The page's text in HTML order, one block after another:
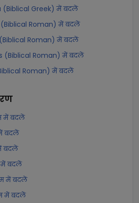
(Biblical Greek) में बदलें
(Biblical Roman) में बदलें
(Biblical Roman) में बदलें
(Biblical Roman) में बदलें
Roman) में बदलें
में बदलें
में बदलें
बदलें
में बदलें
में बदलें
में बदलें